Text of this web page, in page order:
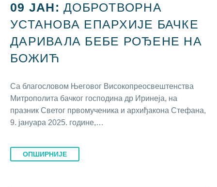
09 ЈАН: ДОБРОТВОРНА
УСТАНОВА ЕПАРХИЈЕ БАЧКЕ
ДАРИВАЛА БЕБЕ РОЂЕНЕ НА
БОЖИЋ
Са благословом Његовог Високопреосвештенства
Митрополита бачког господина др Иринеја, на
празник Светог првомученика и aрхиђакона Стефана,
9. јануара 2025. године,…
ОПШИРНИЈЕ